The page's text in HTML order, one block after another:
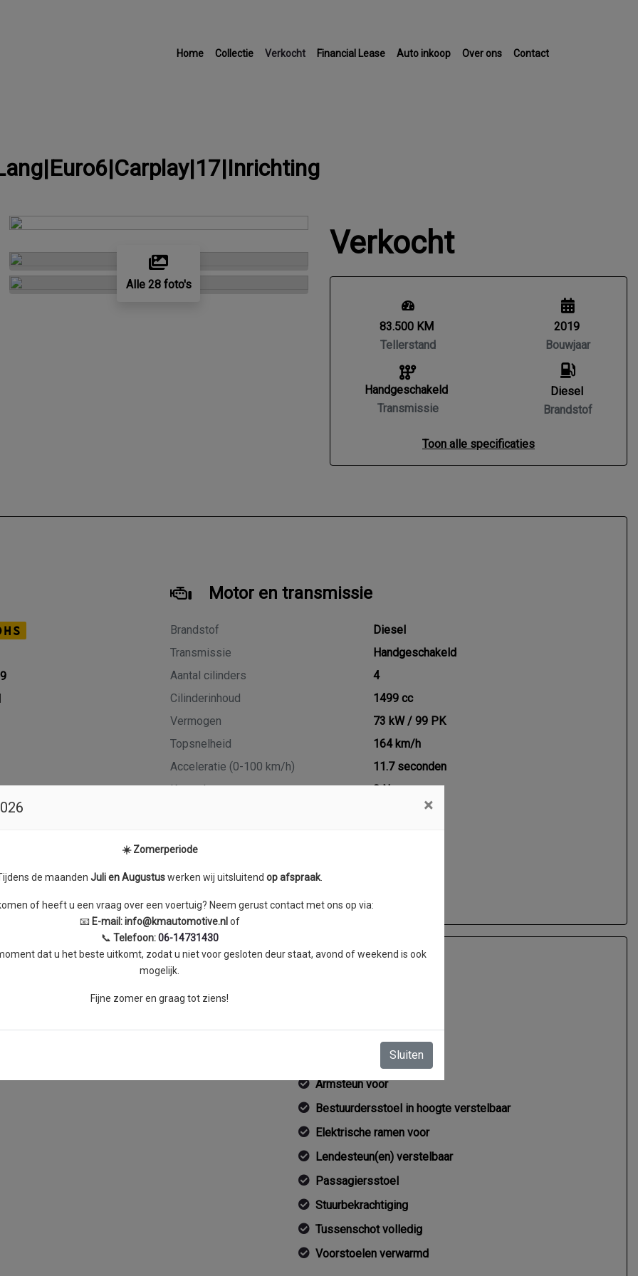
Home Collectie Verkocht Financial Lease Auto inkoop Over ons Contact
Alle 28 foto's
Verkocht
83.500 KM
Tellerstand
Handgeschakeld
Transmissie
2019
Bouwjaar
Diesel
Brandstof
Toon alle specificaties
Motor en transmissie
Brandstof
Diesel
Transmissie
Handgeschakeld
Aantal cilinders
4
Cilinderinhoud
1499 cc
Vermogen
73 kW / 99 PK
Topsnelheid
164 km/h
Acceleratie (0-100 km/h)
11.7 seconden
Koppel
0 Nm
Armsteun voor
Bestuurdersstoel in hoogte verstelbaar
Elektrische ramen voor
Lendesteun(en) verstelbaar
Passagiersstoel
Stuurbekrachtiging
Tussenschot volledig
Voorstoelen verwarmd
×
☀️ Zomerperiode
de maanden Juli en Augustuswerken wij uitsluitend op afspraak.
of heeft u een vraag over een voertuig? Neem gerust contact met ons op via:
📧 E-mail:info@kmautomotive.nl of
📞 Telefoon:06-14731430
dat u het beste uitkomt, zodat u niet voor gesloten deur staat, avond of weekend is ook
mogelijk.
Fijne zomer en graag tot ziens!
Sluiten